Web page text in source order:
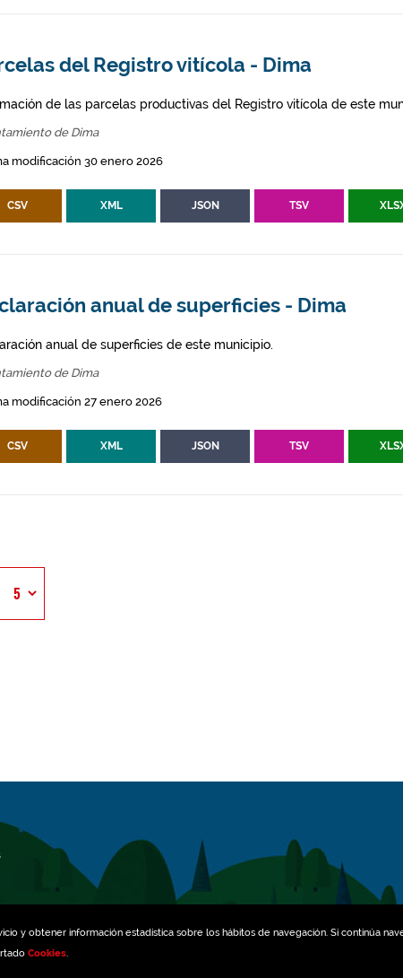
y obtener información estadística sobre los hábitos de navegación. Si continúa
Cookies.
del Registro vitícola - Dima
de las parcelas productivas del Registro vitícola de este
de Dima
modificación 30 enero 2026
CSV XML JSON TSV
anual de superficies - Dima
anual de superficies de este municipio.
de Dima
modificación 27 enero 2026
CSV XML JSON TSV